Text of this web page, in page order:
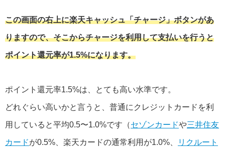
この画面の右上に楽天キャッシュ「チャージ」ボタンがあ
りますので、そこからチャージを利用して支払いを行うと
ポイント還元率が1.5%になります。
ポイント還元率1.5%は、とても高い水準です。
どれぐらい高いかと言うと、普通にクレジットカードを利
用していると平均0.5〜1.0%です（セゾンカードや三井住友
カードが0.5%、楽天カードの通常利用が1.0%、 リクルート